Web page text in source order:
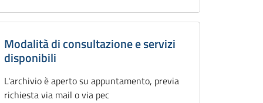
Modalità di consultazione e servizi
disponibili
L'archivio è aperto su appuntamento, previa
richiesta via mail o via pec